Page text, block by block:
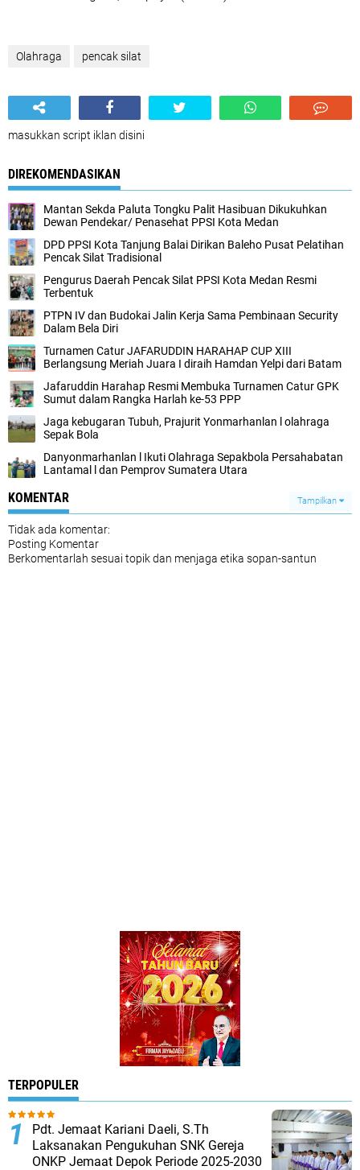
Olahraga pencak silat
masukkan script iklan disini
DIREKOMENDASIKAN
Mantan Sekda Paluta Tongku Palit Hasibuan Dikukuhkan
Dewan Pendekar/ Penasehat PPSI Kota Medan
DPD PPSI Kota Tanjung Balai Dirikan Baleho Pusat Pelatihan
Pencak Silat Tradisional
Pengurus Daerah Pencak Silat PPSI Kota Medan Resmi
Terbentuk
PTPN IV dan Budokai Jalin Kerja Sama Pembinaan Security
Dalam Bela Diri
Turnamen Catur JAFARUDDIN HARAHAP CUP XIII
Berlangsung Meriah Juara I diraih Hamdan Yelpi dari Batam
Jafaruddin Harahap Resmi Membuka Turnamen Catur GPK
Sumut dalam Rangka Harlah ke-53 PPP
Jaga kebugaran Tubuh, Prajurit Yonmarhanlan l olahraga
Sepak Bola
Danyonmarhanlan l Ikuti Olahraga Sepakbola Persahabatan
Lantamal l dan Pemprov Sumatera Utara
KOMENTAR Tampilkan
Tidak ada komentar:
Posting Komentar
Berkomentarlah sesuai topik dan menjaga etika sopan-santun
TERPOPULER
Pdt. Jemaat Kariani Daeli, S.Th
Laksanakan Pengukuhan SNK Gereja
ONKP Jemaat Depok Periode 2025-2030